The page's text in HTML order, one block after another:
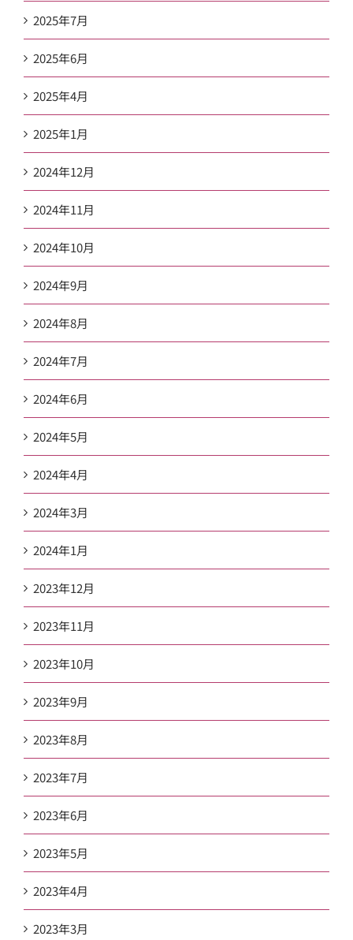
2025年7月
2025年6月
2025年4月
2025年1月
2024年12月
2024年11月
2024年10月
2024年9月
2024年8月
2024年7月
2024年6月
2024年5月
2024年4月
2024年3月
2024年1月
2023年12月
2023年11月
2023年10月
2023年9月
2023年8月
2023年7月
2023年6月
2023年5月
2023年4月
2023年3月